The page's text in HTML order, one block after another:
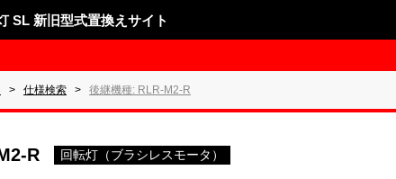
SL 新旧型式置換えサイト
仕様検索 後継機種: RLR-M2-R
R 回転灯（ブラシレスモータ）